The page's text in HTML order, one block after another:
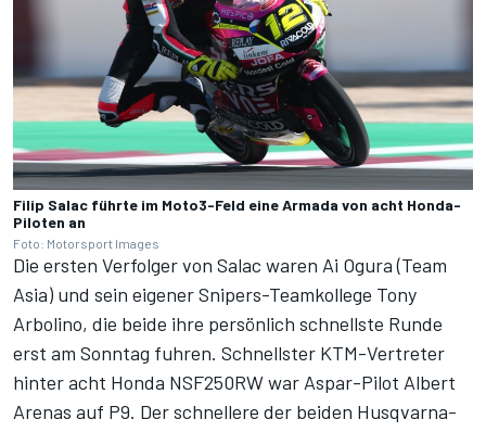
Filip Salac führte im Moto3-Feld eine Armada von acht Honda-
Piloten an
Foto: Motorsport Images
Die ersten Verfolger von Salac waren Ai Ogura (Team
Asia) und sein eigener Snipers-Teamkollege Tony
Arbolino, die beide ihre persönlich schnellste Runde
erst am Sonntag fuhren. Schnellster KTM-Vertreter
hinter acht Honda NSF250RW war Aspar-Pilot Albert
Arenas auf P9. Der schnellere der beiden Husqvarna-